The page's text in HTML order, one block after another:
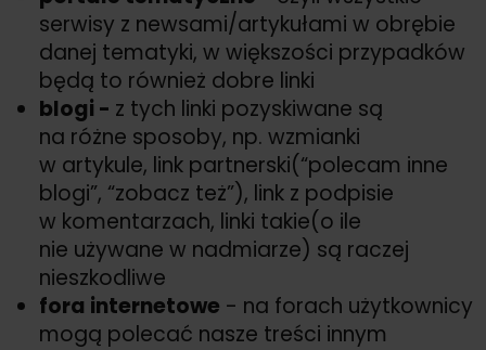
serwisy z newsami/artykułami w obrębie
danej tematyki, w większości przypadków
będą to również dobre linki
blogi - z tych linki pozyskiwane są
na różne sposoby, np. wzmianki
w artykule, link partnerski(“polecam inne
blogi”, “zobacz też”), link z podpisie
w komentarzach, linki takie(o ile
nie używane w nadmiarze) są raczej
nieszkodliwe
fora internetowe - na forach użytkownicy
mogą polecać nasze treści innym